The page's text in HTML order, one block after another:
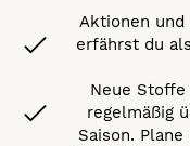
Aktionen und
erfährst du
Neue
regelmäßig
Saison.